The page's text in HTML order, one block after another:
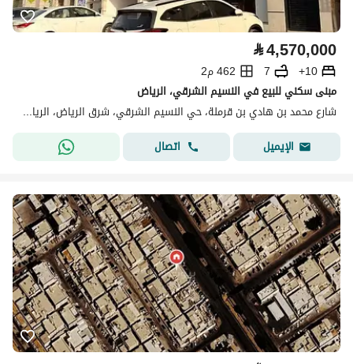
⃁4,570,000
10+
7
462 م2
مبنى سكني للبيع في النسيم الشرقي، الرياض
شارع محمد بن هادي بن قرملة، حي النسيم الشرقي، شرق الرياض، الرياض
الإيميل
اتصال